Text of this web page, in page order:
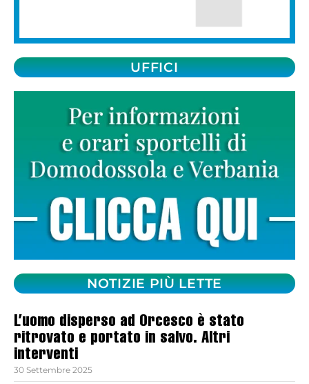
UFFICI
NOTIZIE PIÙ LETTE
L’uomo disperso ad Orcesco è stato
ritrovato e portato in salvo. Altri
interventi
30 Settembre 2025